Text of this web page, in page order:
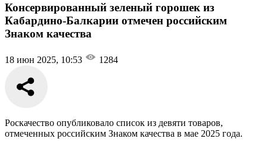
Консервированный зеленый горошек из
Кабардино-Балкарии отмечен российским
Знаком качества
18 июн 2025, 10:53 1284
Роскачество опубликовало список из девяти товаров,
отмеченных российским Знаком качества в мае 2025 года.